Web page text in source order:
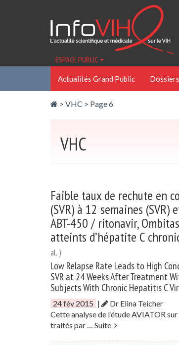
ESPACE PUBLIC
Actualités Grand Public Dossiers
> VHC > Page 6
VHC
Faible taux de rechute en
(SVR) à 12 semaines
ABT-450 / ritonavir,
atteints d’hépatite C
al. )
Low Relapse Rate Leads to High
SVR at 24 Weeks After Treatment
Subjects With Chronic Hepatitis C
24 fév 2015 |
Dr Elina Teicher
Cette analyse de l’étude AVIATOR
traités par … Suite